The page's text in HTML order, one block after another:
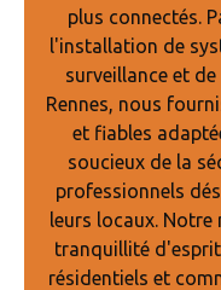
plus connectés.
l'installation de
surveillance et
Rennes, nous
et fiables
soucieux de la
professionnels
leurs locaux.
tranquillité
résidentiels et